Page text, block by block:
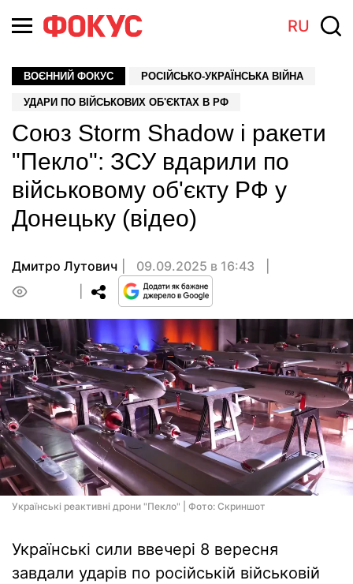
RU
ВОЄННИЙ ФОКУС РОСІЙСЬКО-УКРАЇНСЬКА ВІЙНА
УДАРИ ПО ВІЙСЬКОВИХ ОБ'ЄКТАХ В РФ
Союз Storm Shadow і ракети
"Пекло": ЗСУ вдарили по
військовому об'єкту РФ у
Донецьку (відео)
Дмитро Лутович
09.09.2025 в 16:43
Українські реактивні дрони "Пекло" | Фото: Скриншот
Українські сили ввечері 8 вересня
завдали ударів по російській військовій